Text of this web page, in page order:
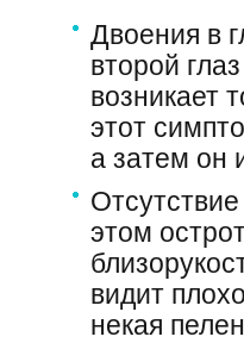
Двоения в
второй
возникает
этот
а затем он
этом
видит
некая